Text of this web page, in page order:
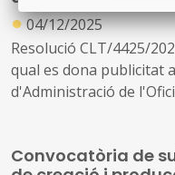
especialitzats per a
●04/12/2025
Resolució CLT/4425/
qual es dona publicitat
d'Administració de
competitiva, a circuits i
Convocatòria de